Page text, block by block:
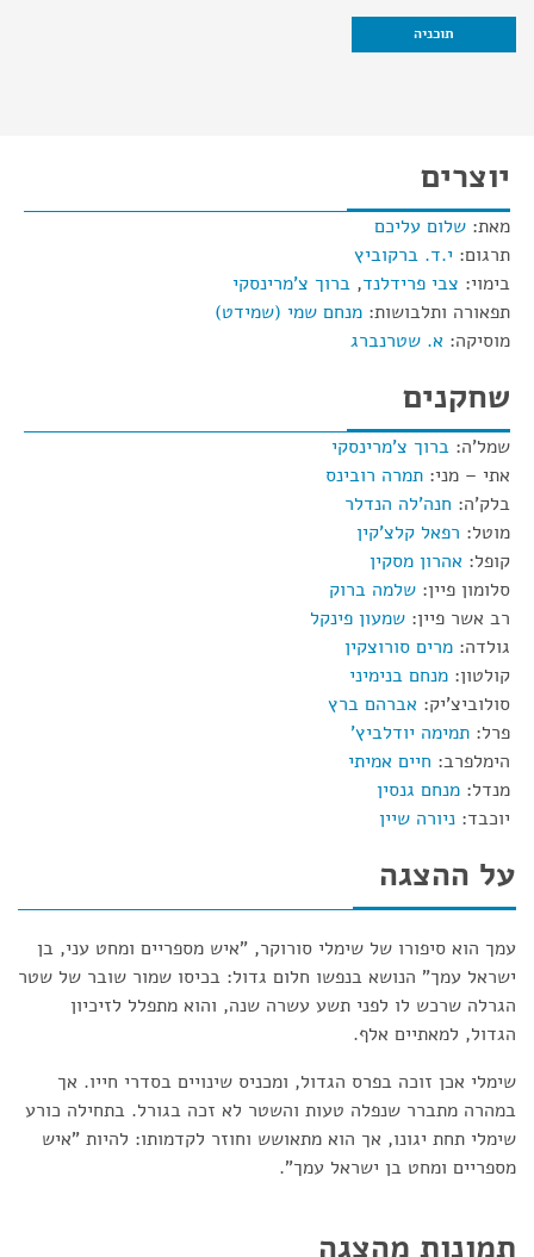
תוכניה
יוצרים
מאת: שלום עליכם
תרגום: י.ד. ברקוביץ
בימוי: צבי פרידלנד, ברוך צ'מרינסקי
תפאורה ותלבושות: מנחם שמי (שמידט)
מוסיקה: א. שטרנברג
שחקנים
שמל'ה: ברוך צ'מרינסקי
אתי – מני: תמרה רובינס
בלק'ה: חנה'לה הנדלר
מוטל: רפאל קלצ'קין
קופל: אהרון מסקין
סלומון פיין: שלמה ברוק
רב אשר פיין: שמעון פינקל
גולדה: מרים סורוצקין
קולטון: מנחם בנימיני
סולוביצ'יק: אברהם ברץ
פרל: תמימה יודלביץ'
הימלפרב: חיים אמיתי
מנדל: מנחם גנסין
יוכבד: ניורה שיין
על ההצגה
עמך הוא סיפורו של שימלי סורוקר, "איש מספריים ומחט עני, בן
ישראל עמך" הנושא בנפשו חלום גדול: בכיסו שמור שובר של שטר
הגרלה שרכש לו לפני תשע עשרה שנה, והוא מתפלל לזיכיון
הגדול, למאתיים אלף.
שימלי אכן זוכה בפרס הגדול, ומכניס שינויים בסדרי חייו. אך
במהרה מתברר שנפלה טעות והשטר לא זכה בגורל. בתחילה כורע
שימלי תחת יגונו, אך הוא מתאושש וחוזר לקדמותו: להיות "איש
מספריים ומחט בן ישראל עמך".